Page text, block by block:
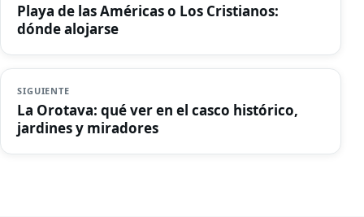
Playa de las Américas o Los Cristianos:
dónde alojarse
SIGUIENTE
La Orotava: qué ver en el casco histórico,
jardines y miradores